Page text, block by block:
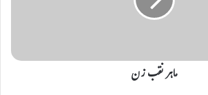
ماہر نقب زن